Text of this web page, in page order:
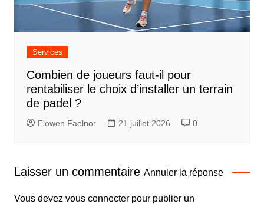
Services
Combien de joueurs faut-il pour
rentabiliser le choix d’installer un terrain
de padel ?
Elowen Faelnor 21 juillet 2026 0
Laisser un commentaire Annuler la réponse
Vous devez vous connecterpour publier un